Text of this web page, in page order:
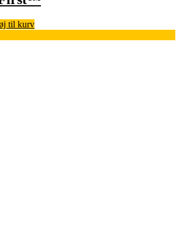
til kurv